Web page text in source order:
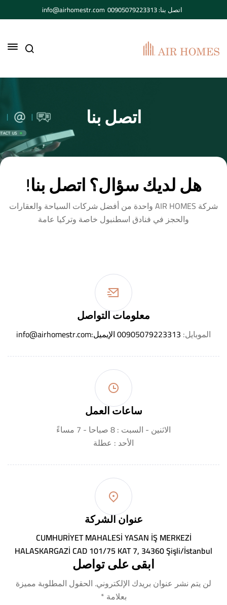
اتصل بنا: 00905079223313 info@airhomestr.com
اتصل بنا
هل لديك سؤال؟ اتصل بنا!
شركة AIR HOMES واحدة من أفضل شركات السياحة والعقارات
والحجز في فنادق اسطنبول خاصة وتركيا عامة
معلومات التواصل
الموبايل: 00905079223313الإيميل:info@airhomestr.com
ساعات العمل
الاثنين - السبت : 8 صباحا - 7 مساءً
الأحد : عطلة
عنوان الشركة
CUMHURİYET MAHALESİ YASAN İŞ MERKEZİ
HALASKARGAZİ CAD 101/75 KAT 7, 34360 Şişli/İstanbul
ابقى على تواصل
لن يتم نشر عنوان بريدك الإلكتروني. الحقول المطلوبة مميزة
بعلامة *